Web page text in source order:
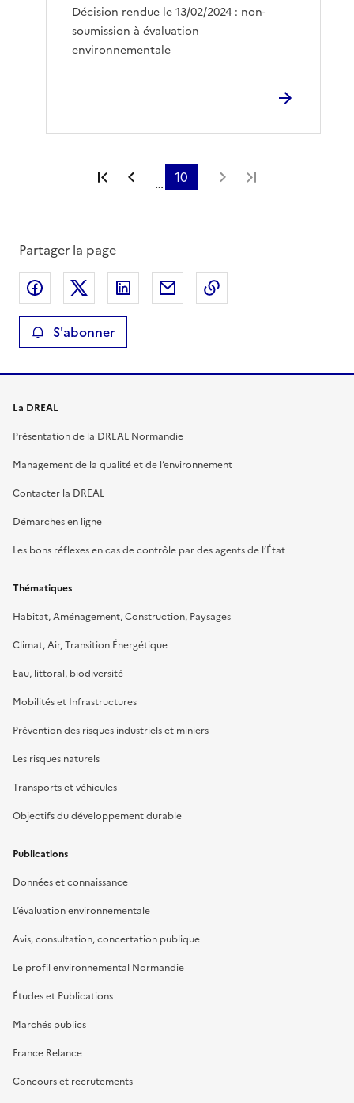
Décision rendue le 13/02/2024 : non-
soumission à évaluation
environnementale
Première page
Page précédente
… 10 Page suivante
Partager la page
Partager sur Facebook
Partager sur XPartager sur LinkedIn
Partager par email
S'abonner
La DREAL
Présentation de la DREAL Normandie
Management de la qualité et de l’environnement
Contacter la DREAL
Démarches en ligne
Les bons réflexes en cas de contrôle par des agents de l’État
Thématiques
Habitat, Aménagement, Construction, Paysages
Climat, Air, Transition Énergétique
Eau, littoral, biodiversité
Mobilités et Infrastructures
Prévention des risques industriels et miniers
Les risques naturels
Transports et véhicules
Objectifs du développement durable
Publications
Données et connaissance
L’évaluation environnementale
Avis, consultation, concertation publique
Le profil environnemental Normandie
Études et Publications
Marchés publics
France Relance
Concours et recrutements